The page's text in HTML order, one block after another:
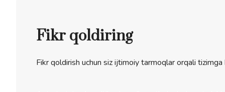
Fikr qoldiring
Fikr qoldirish uchun siz ijtimoiy tarmoqlar orqali tizimga